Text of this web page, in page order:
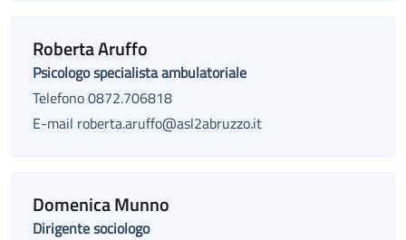
Roberta Aruffo
Psicologo specialista ambulatoriale
Telefono 0872.706818
E-mail roberta.aruffo@asl2abruzzo.it
Domenica Munno
Dirigente sociologo